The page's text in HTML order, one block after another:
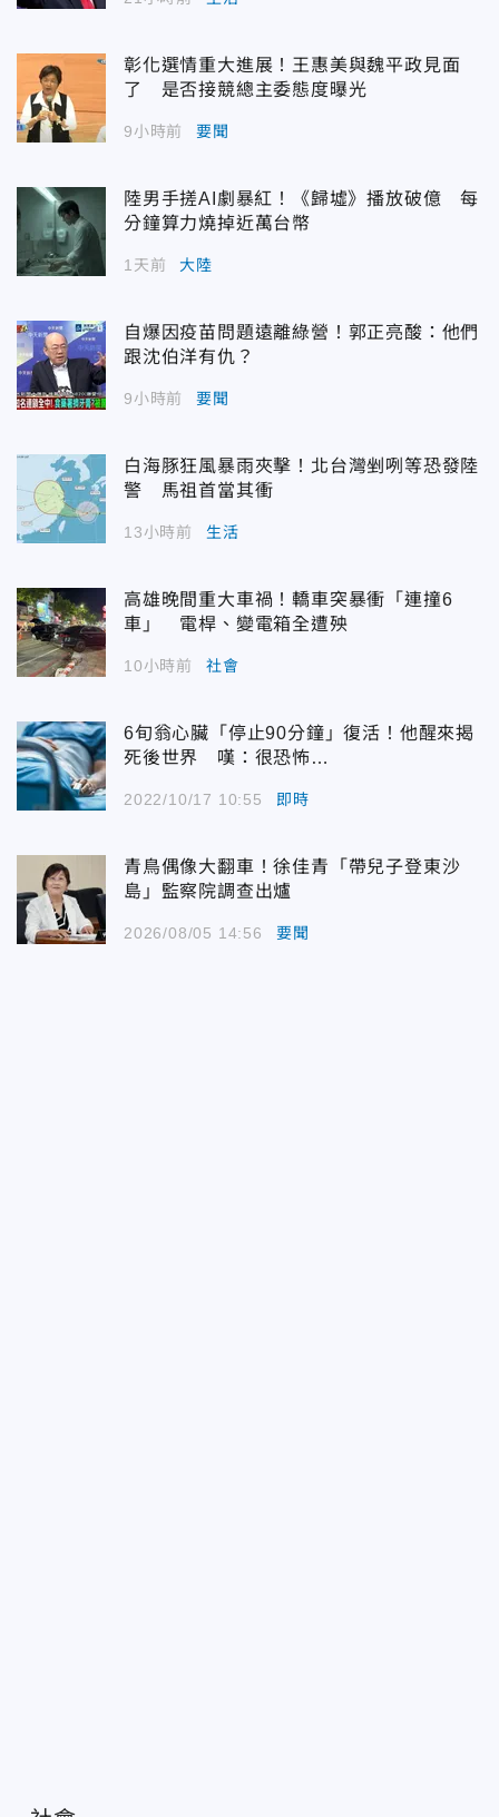
彰化選情重大進展！王惠美與魏平政見面
了 是否接競總主委態度曝光
9小時前 要聞
陸男手搓AI劇暴紅！《歸墟》播放破億 每
分鐘算力燒掉近萬台幣
1天前 大陸
自爆因疫苗問題遠離綠營！郭正亮酸：他們
跟沈伯洋有仇？
9小時前 要聞
白海豚狂風暴雨夾擊！北台灣剉咧等恐發陸
警 馬祖首當其衝
13小時前 生活
高雄晚間重大車禍！轎車突暴衝「連撞6
車」 電桿、變電箱全遭殃
10小時前 社會
6旬翁心臟「停止90分鐘」復活！他醒來揭
死後世界 嘆：很恐怖…
2022/10/17 10:55 即時
青鳥偶像大翻車！徐佳青「帶兒子登東沙
島」監察院調查出爐
2026/08/05 14:56 要聞